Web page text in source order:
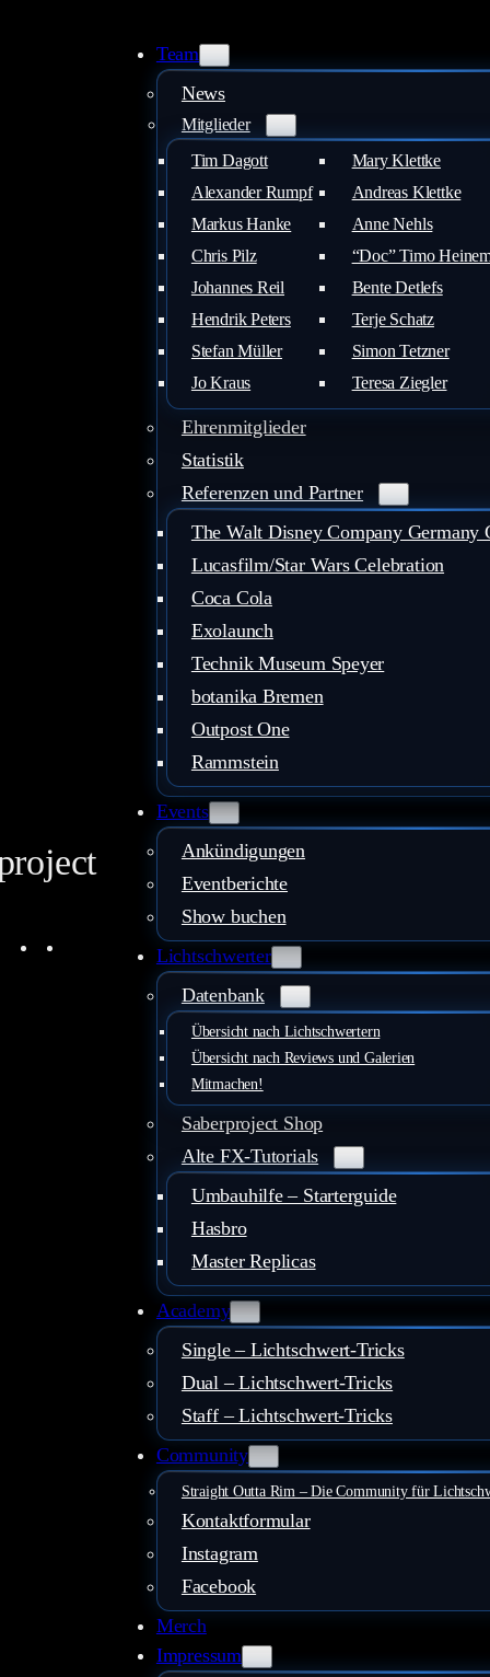
Team
News
Mitglieder
Tim Dagott
Alexander Rumpf
Markus Hanke
Chris Pilz
Johannes Reil
Hendrik Peters
Stefan Müller
Jo Kraus
Mary Klettke
Andreas Klettke
Anne Nehls
“Doc” Timo
Bente Detlefs
Terje Schatz
Simon Tetzner
Teresa Ziegler
Ehrenmitglieder
Statistik
Referenzen und Partner
The Walt Disney Company Germany
Lucasfilm/Star Wars Celebration
Coca Cola
Exolaunch
Technik Museum Speyer
botanika Bremen
Outpost One
Rammstein
Events
Ankündigungen
Eventberichte
Show buchen
Lichtschwerter
Datenbank
Übersicht nach Lichtschwertern
Übersicht nach Reviews und Galerien
Mitmachen!
Saberproject Shop
Alte FX-Tutorials
Umbauhilfe – Starterguide
Hasbro
Master Replicas
Academy
Single – Lichtschwert-Tricks
Dual – Lichtschwert-Tricks
Staff – Lichtschwert-Tricks
Community
Straight Outta Rim – Die Community für
Kontaktformular
Instagram
Facebook
Merch
Impressum